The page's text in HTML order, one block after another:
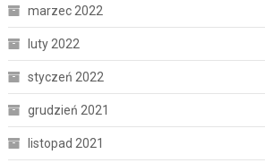
marzec 2022
luty 2022
styczeń 2022
grudzień 2021
listopad 2021